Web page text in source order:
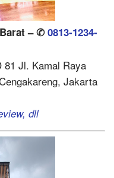
– ✆0813-1234-
81 Jl. Kamal Raya
Jakarta
dll